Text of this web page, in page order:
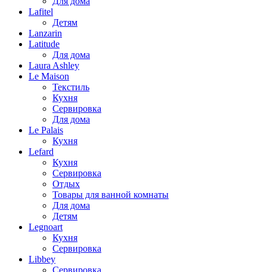
Lafitel
Детям
Lanzarin
Latitude
Для дома
Laura Ashley
Le Maison
Текстиль
Кухня
Сервировка
Для дома
Le Palais
Кухня
Lefard
Кухня
Сервировка
Отдых
Товары для ванной комнаты
Для дома
Детям
Legnoart
Кухня
Сервировка
Libbey